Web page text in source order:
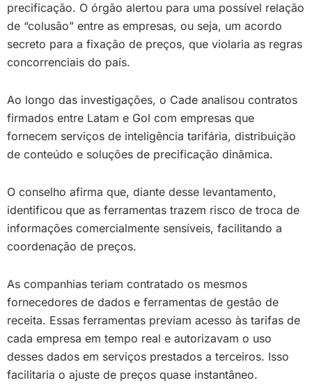
precificação. O órgão alertou para uma possível relação
de “colusão” entre as empresas, ou seja, um acordo
secreto para a fixação de preços, que violaria as regras
concorrenciais do país.
Ao longo das investigações, o Cade analisou contratos
firmados entre Latam e Gol com empresas que
fornecem serviços de inteligência tarifária, distribuição
de conteúdo e soluções de precificação dinâmica.
O conselho afirma que, diante desse levantamento,
identificou que as ferramentas trazem risco de troca de
informações comercialmente sensíveis, facilitando a
coordenação de preços.
As companhias teriam contratado os mesmos
fornecedores de dados e ferramentas de gestão de
receita. Essas ferramentas previam acesso às tarifas de
cada empresa em tempo real e autorizavam o uso
desses dados em serviços prestados a terceiros. Isso
facilitaria o ajuste de preços quase instantâneo.